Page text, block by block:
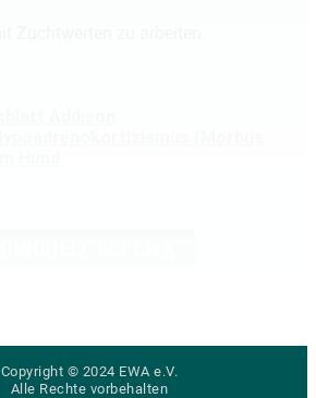
Copyright © 2024 EWA e.V.
Alle Rechte vorbehalten